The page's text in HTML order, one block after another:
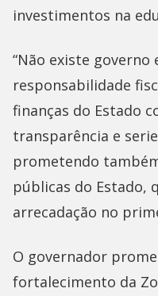
investimentos na
“Não existe governo
responsabilidade
finanças do Estado
transparência e
prometendo
públicas do Estado,
arrecadação no
O governador
fortalecimento da